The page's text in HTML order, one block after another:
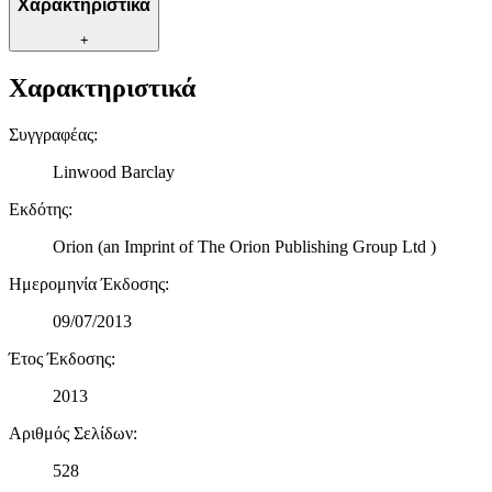
διαφημίσεων και περιεχομένου, τις μετρήσεις σχετικά με
μας και την ανάπτυξη προϊόντων. Επίσης, κοινοποιούμε
πληροφορίες σχετικά με την από μέρους σας χρήση της
τοποθεσίας μας στους συνεργάτες μέσων κοινωνικής
Χαρακτηριστικά
+
Χαρακτηριστικά
Συγγραφέας:
Linwood Barclay
Εκδότης:
Orion (an Imprint of The Orion Publishing Group Ltd )
Ημερομηνία Έκδοσης:
09/07/2013
Έτος Έκδοσης:
2013
Αριθμός Σελίδων:
528